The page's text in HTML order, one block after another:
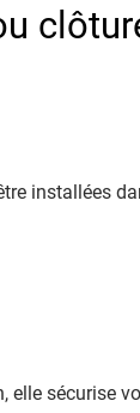
installées
sécurise